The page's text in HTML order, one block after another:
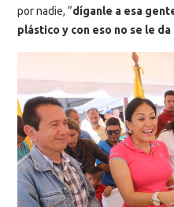
por nadie, “díganle a esa
plástico y con eso no se le